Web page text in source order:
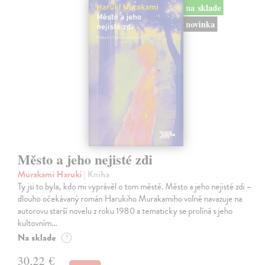
na sklade
novinka
Město a jeho nejisté zdi
Murakami Haruki | Kniha
Ty jsi to byla, kdo mi vyprávěl o tom městě. Město a jeho nejisté zdi –
dlouho očekávaný román Harukiho Murakamiho volně navazuje na
autorovu starší novelu z roku 1980 a tematicky se prolíná s jeho
kultovním…
Na sklade ?
30,22 €